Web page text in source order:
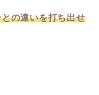
の違いを打ち出せ